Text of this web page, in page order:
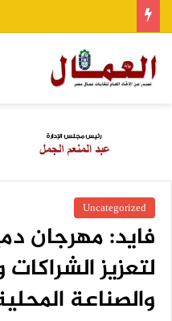
Uncategorized
لتعزيز الشراكات
والصناعة